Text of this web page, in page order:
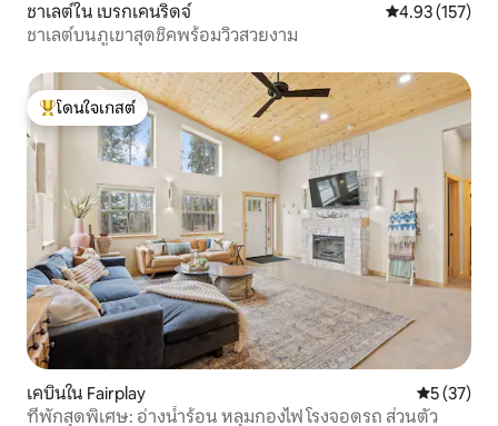
ชาเลต์ใน เบรกเคนริดจ์ คะแนนเฉลี่ย
4.93 (157)
ชาเลต์บนภูเขาสุดชิคพร้อมวิวสวยงาม
โดนใจเกสต์ที่สุด
โดนใจเกสต์
เคบินใน Fairplay คะแนนเฉลี่
5 (37)
ที่พักสุดพิเศษ: อ่างน้ำร้อน หลุมกองไฟ โรงจอดรถ ส่วนตัว